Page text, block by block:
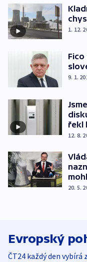
1. 12.
9. 1.
řekl
12. 8.
20. 5.
Evropský
ČT24 každý den